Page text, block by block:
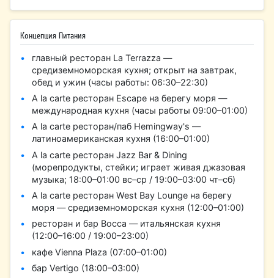
Концепция Питания
главный ресторан La Terrazza —
средиземноморская кухня; открыт на завтрак,
обед и ужин (часы работы: 06:30–22:30)
A la carte ресторан Escape на берегу моря —
международная кухня (часы работы 09:00–01:00)
A la carte ресторан/паб Hemingway's —
латиноамериканская кухня (16:00–01:00)
A la carte ресторан Jazz Bar & Dining
(морепродукты, стейки; играет живая джазовая
музыка; 18:00–01:00 вс–ср / 19:00–03:00 чт–сб)
A la carte ресторан West Bay Lounge на берегу
моря — средиземноморская кухня (12:00–01:00)
ресторан и бар Bocca — итальянская кухня
(12:00–16:00 / 19:00–23:00)
кафе Vienna Plaza (07:00–01:00)
бар Vertigo (18:00–03:00)